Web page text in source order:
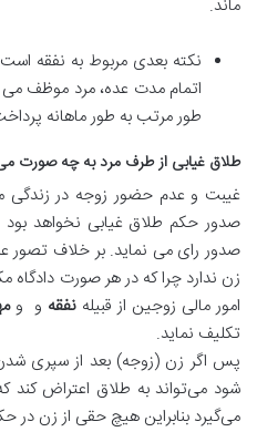
ماند.
نکته بعدی مربوط به نفقه
اتمام مدت عده، مرد موظف می
طور مرتب به طور ماهانه
طلاق غیابی از طرف مرد به چه صورت
غیبت و عدم حضور زوجه در زندگی
صدور حکم طلاق غیابی نخواهد بود
صدور رای می نماید. بر خلاف تصور
زن ندارد چرا که در هر صورت
امور مالی زوجین از قبیله نفقه و و
تکلیف نماید.
پس اگر زن (زوجه) بعد از سپری
شود می‌تواند به طلاق اعتراض کند
می‌گیرد بنابراین هیچ حقی از زن در